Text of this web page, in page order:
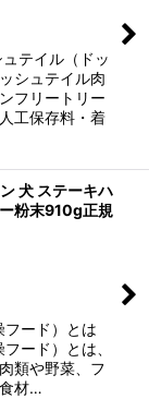
テイル（ドッ
シュテイル肉
フリートリー
工保存料・着
犬 ステーキハ
粉末910g正規
ード）とは
ード）とは、
類や野菜、フ
材…